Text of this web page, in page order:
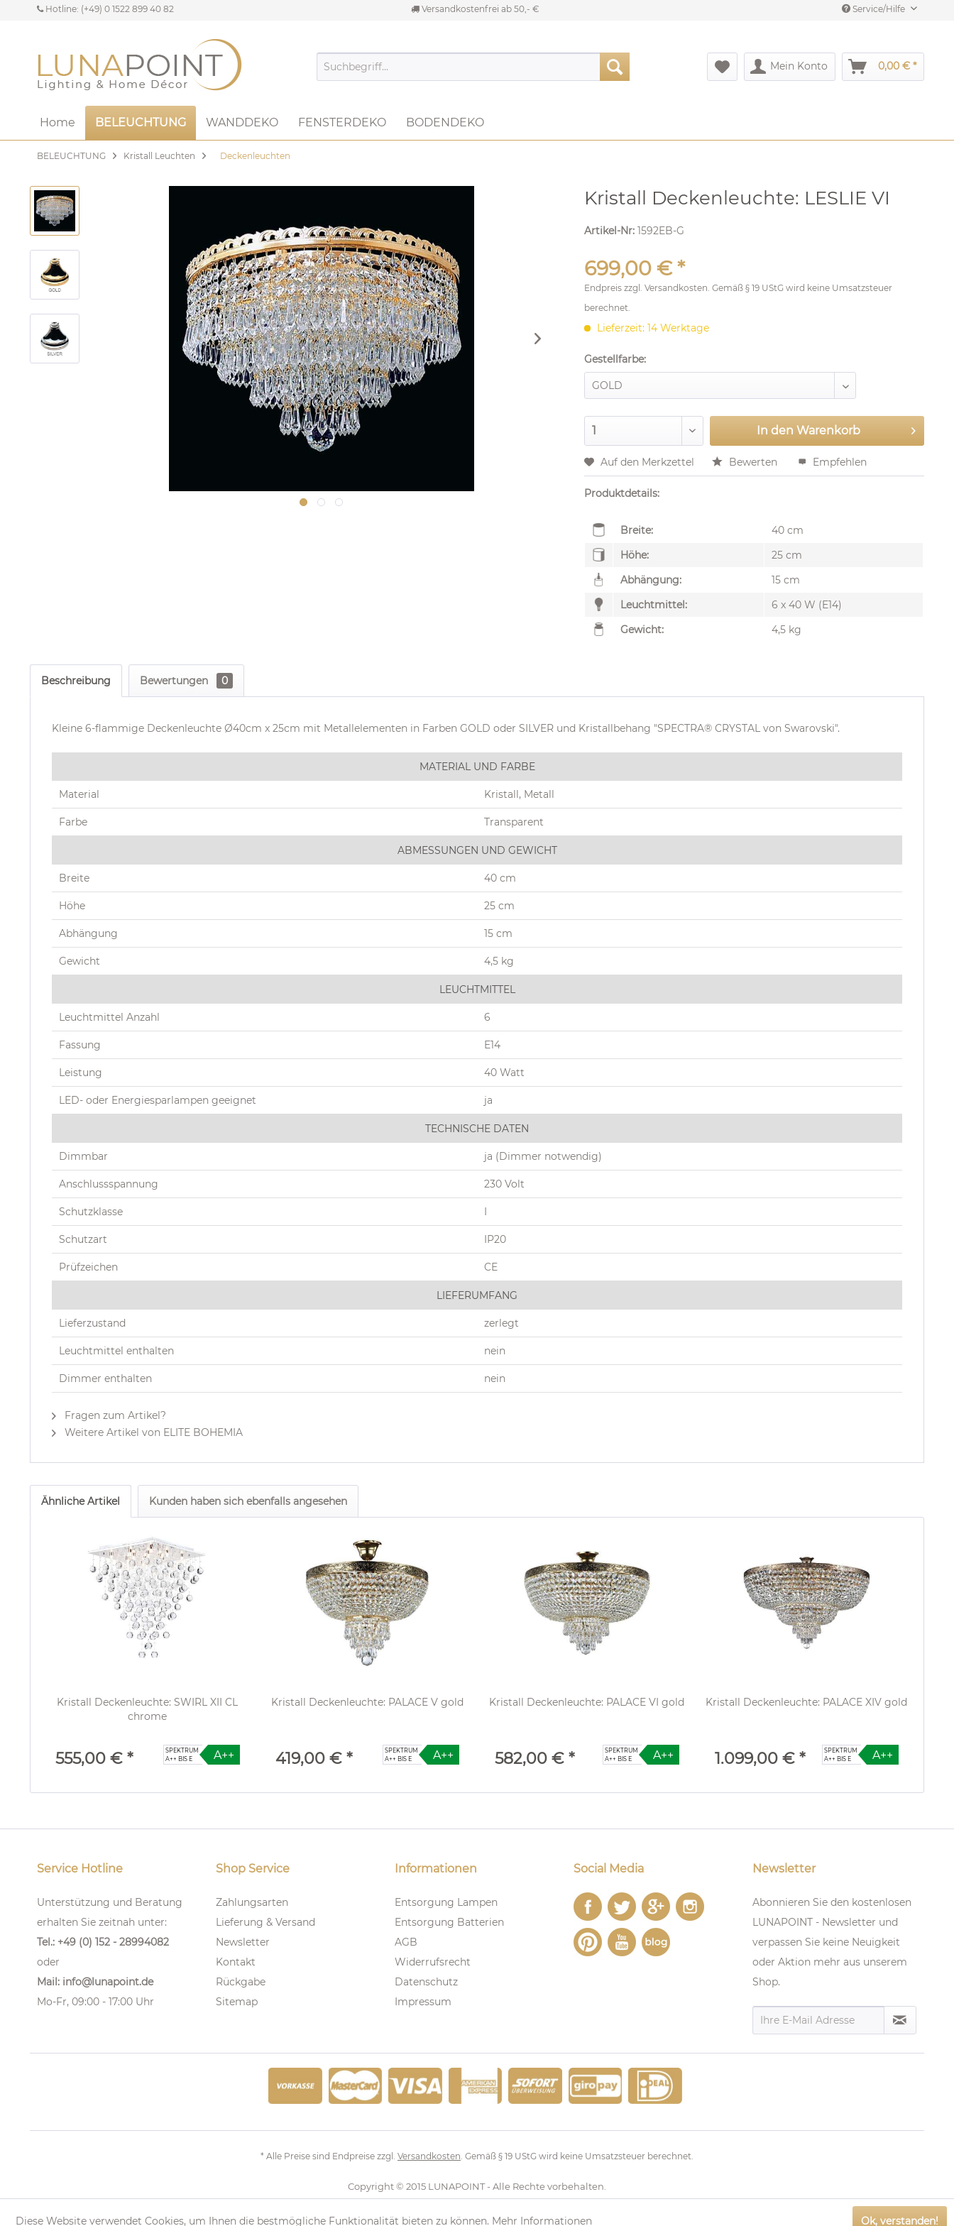
Hotline: (+49) 0 1522 899 40 82 Versandkostenfrei ab 50,- € Service/Hilfe
Mein Konto 0,00 € *
Home BELEUCHTUNG WANDDEKO FENSTERDEKO BODENDEKO
BELEUCHTUNG Kristall Leuchten Deckenleuchten
Kristall Deckenleuchte: LESLIE VI
Artikel-Nr:1592EB-G
699,00 € *
Endpreis zzgl.Versandkosten. Gemäß § 19 UStG wird keine Umsatzsteuer
berechnet.
Lieferzeit: 14 Werktage
Gestellfarbe:
In den Warenkorb
Auf den Merkzettel Bewerten Empfehlen
Produktdetails:
Breite:
40 cm
Höhe:
25 cm
Abhängung:
15 cm
Leuchtmittel:
6 x 40 W (E14)
Gewicht:
4,5 kg
Beschreibung Bewertungen 0
Kleine 6-flammige Deckenleuchte Ø40cm x 25cm mit Metallelementen in Farben GOLD oder SILVER und Kristallbehang "SPECTRA® CRYSTAL von Swarovski".
MATERIAL UND FARBE
Material Kristall, Metall
Farbe Transparent
ABMESSUNGEN UND GEWICHT
Breite 40 cm
Höhe 25 cm
Abhängung 15 cm
Gewicht 4,5 kg
LEUCHTMITTEL
Leuchtmittel Anzahl 6
Fassung E14
Leistung 40 Watt
LED- oder Energiesparlampen geeignet ja
TECHNISCHE DATEN
Dimmbar ja (Dimmer notwendig)
Anschlussspannung 230 Volt
Schutzklasse I
Schutzart IP20
Prüfzeichen CE
LIEFERUMFANG
Lieferzustand zerlegt
Leuchtmittel enthalten nein
Dimmer enthalten nein
Fragen zum Artikel?
Weitere Artikel von ELITE BOHEMIA
Ähnliche Artikel Kunden haben sich ebenfalls angesehen
Kristall Deckenleuchte: SWIRL XII CL
chrome
A++
SPEKTRUM
A++ BIS E
555,00 € *
Kristall Deckenleuchte: PALACE V gold
A++
SPEKTRUM
A++ BIS E
419,00 € *
Kristall Deckenleuchte: PALACE VI gold
A++
SPEKTRUM
A++ BIS E
582,00 € *
Kristall Deckenleuchte: PALACE XIV gold
A++
SPEKTRUM
A++ BIS E
1.099,00 € *
Service Hotline
Unterstützung und Beratung
erhalten Sie zeitnah unter:
Tel.: +49 (0) 152 - 28994082
oder
Mail: info@lunapoint.de
Mo-Fr, 09:00 - 17:00 Uhr
Shop Service
Zahlungsarten
Lieferung & Versand
Newsletter
Kontakt
Rückgabe
Sitemap
Informationen
Entsorgung Lampen
Entsorgung Batterien
AGB
Widerrufsrecht
Datenschutz
Impressum
Social Media Newsletter
Abonnieren Sie den kostenlosen
LUNAPOINT - Newsletter und
verpassen Sie keine Neuigkeit
oder Aktion mehr aus unserem
Shop.
* Alle Preise sind Endpreise zzgl. Versandkosten . Gemäß § 19 UStG wird keine Umsatzsteuer berechnet.
Copyright © 2015 LUNAPOINT - Alle Rechte vorbehalten.
Diese Website verwendet Cookies, um Ihnen die bestmögliche Funktionalität bieten zu können. Mehr Informationen Ok, verstanden!